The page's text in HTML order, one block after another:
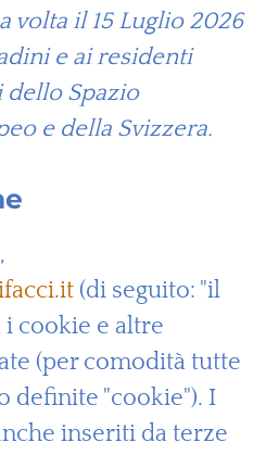
volta il 15 Luglio 2026
e ai residenti
Spazio
e della Svizzera.
(di seguito: "il
cookie e altre
(per comodità tutte
definite "cookie"). I
inseriti da terze